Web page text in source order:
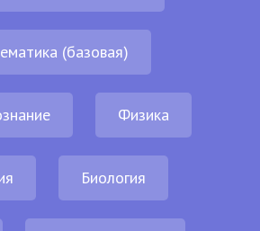
(базовая)
Физика
Биология